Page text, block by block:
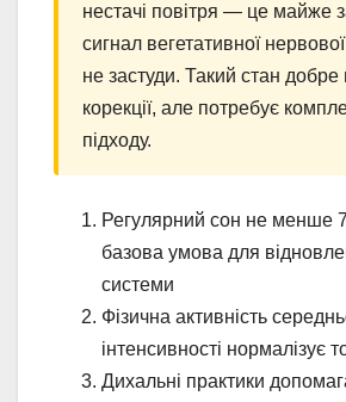
нестачі повітря — це майже
сигнал вегетативної
не застуди. Такий стан добре
корекції, але потребує
підходу.
Регулярний сон не менше
базова умова для
системи
Фізична активність
інтенсивності нормалізує
Дихальні практики